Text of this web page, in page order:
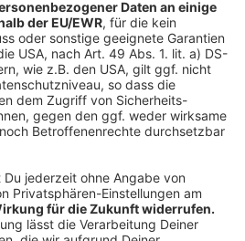
Fraktion immer klar,
Lewe immer für
und dessen Bedeutung
eingesetzt hat. In
gesellschaftlichen Brüchen
die sich für den
Freien Demokraten
der Stichwahl 2020